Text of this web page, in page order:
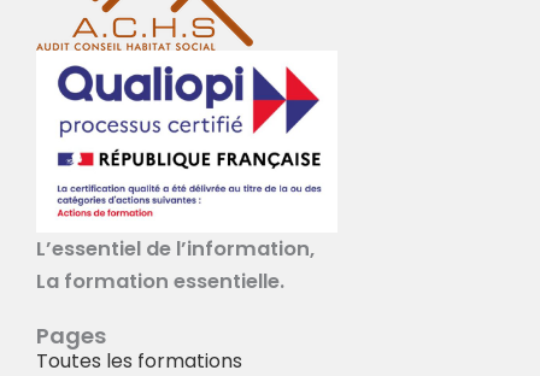
L’essentiel de l’information,
La formation essentielle.
Pages
Toutes les formations